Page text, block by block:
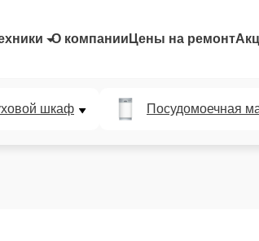
О компании Цены на ремонт
шкаф Посудомоечная